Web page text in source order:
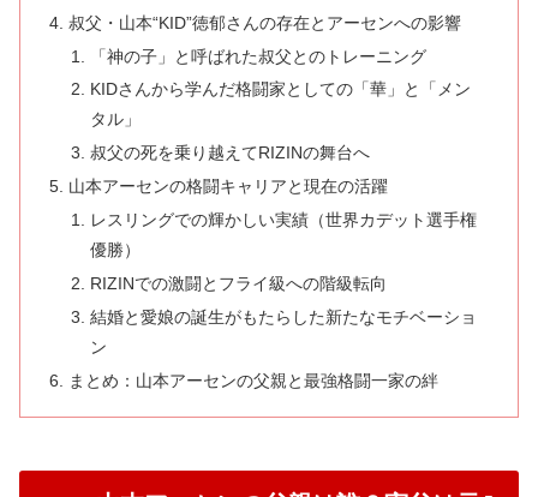
叔父・山本“KID”徳郁さんの存在とアーセンへの影響
「神の子」と呼ばれた叔父とのトレーニング
KIDさんから学んだ格闘家としての「華」と「メン
タル」
叔父の死を乗り越えてRIZINの舞台へ
山本アーセンの格闘キャリアと現在の活躍
レスリングでの輝かしい実績（世界カデット選手権
優勝）
RIZINでの激闘とフライ級への階級転向
結婚と愛娘の誕生がもたらした新たなモチベーショ
ン
まとめ：山本アーセンの父親と最強格闘一家の絆